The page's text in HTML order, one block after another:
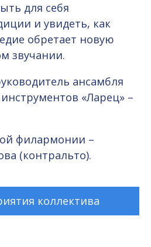
для себя
и увидеть, как
обретает новую
звучании.
ансамбля
«Ларец» –
филармонии –
(контральто).
коллектива